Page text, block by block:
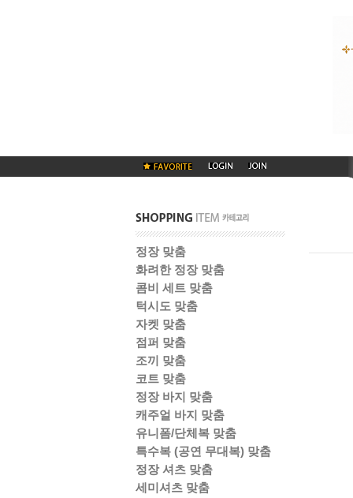
정장 맞춤
화려한 정장 맞춤
콤비 세트 맞춤
턱시도 맞춤
자켓 맞춤
점퍼 맞춤
조끼 맞춤
코트 맞춤
정장 바지 맞춤
캐주얼 바지 맞춤
유니폼/단체복 맞춤
특수복 (공연 무대복) 맞춤
정장 셔츠 맞춤
세미셔츠 맞춤